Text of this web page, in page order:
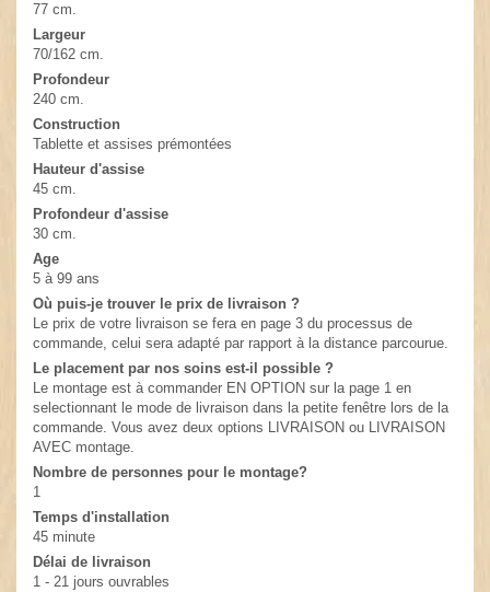
77 cm.
Largeur
70/162 cm.
Profondeur
240 cm.
Construction
Tablette et assises prémontées
Hauteur d'assise
45 cm.
Profondeur d'assise
30 cm.
Age
5 à 99 ans
Où puis-je trouver le prix de livraison ?
Le prix de votre livraison se fera en page 3 du processus de
commande, celui sera adapté par rapport à la distance parcourue.
Le placement par nos soins est-il possible ?
Le montage est à commander EN OPTION sur la page 1 en
selectionnant le mode de livraison dans la petite fenêtre lors de la
commande. Vous avez deux options LIVRAISON ou LIVRAISON
AVEC montage.
Nombre de personnes pour le montage?
1
Temps d'installation
45 minute
Délai de livraison
1 - 21 jours ouvrables